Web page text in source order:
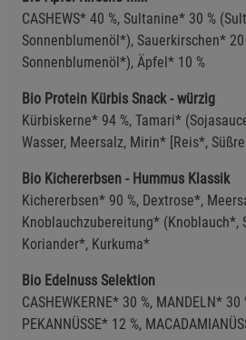
CASHEWS* 40 %, Sultanine* 30 %
Sonnenblumenöl*), Sauerkirschen*
Sonnenblumenöl*), Äpfel* 10 %
Bio Protein Kürbis Snack - würzig
Kürbiskerne* 94 %, Tamari*
Wasser, Meersalz, Mirin* [Reis*,
Bio Kichererbsen - Hummus Klassik
Kichererbsen* 90 %, Dextrose*,
Knoblauchzubereitung* (Knoblauch*,
Koriander*, Kurkuma*
Bio Edelnuss Selektion
CASHEWKERNE* 30 %, MANDELN* 30
PEKANNÜSSE* 12 %,